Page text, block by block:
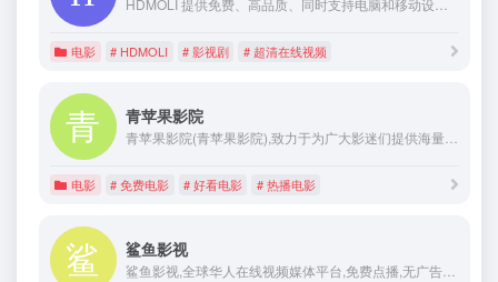
HDMOLI 提供免费、高品质、同时支持电脑和移动设备的影视剧在线观看网站
电影 # HDMOLI # 影视剧 # 超清在线视频
青苹果影院
青苹果影院(青苹果影院),致力于为广大影迷们提供海量优质电影、电视剧、动漫和综艺节目，第一时间收集更新全网最新热播电影电视剧资源，并提供免费在线播放，是一个综合性观影平台!
电影 # 免费电影 # 好看电影 # 热播电影
鲨鱼影视
鲨鱼影视,全球华人在线视频媒体平台,免费点播,无广告无VIP！免费提供最新高清的电影,电视剧,综艺,动漫,台劇,日劇,泰劇,韩剧,美剧等。